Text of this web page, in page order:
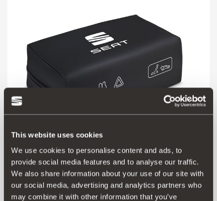
This website uses cookies
We use cookies to personalise content and ads, to
provide social media features and to analyse our traffic.
We also share information about your use of our site with
our social media, advertising and analytics partners who
may combine it with other information that you’ve
000093990CR
Κιτ ασφαλείας SEAT (1 μίνι Τρίγωνο + Γιλέκο + Μεγάλο
κιτ πρώτων βοηθειών)